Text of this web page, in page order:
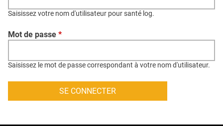
CONTACT
CRÉDITS
Saisissez votre nom d'utilisateur pour santé log.
Mot de passe *
Saisissez le mot de passe correspondant à votre nom d'utilisateur.